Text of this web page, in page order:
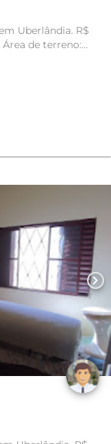
Uberlândia. R$
chevron_right